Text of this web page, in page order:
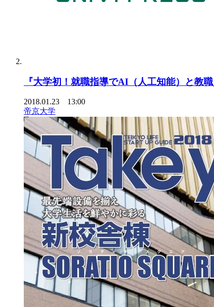
『大学初！就職指導でAI（人工知能）と教
2018.01.23 13:00
帝京大学